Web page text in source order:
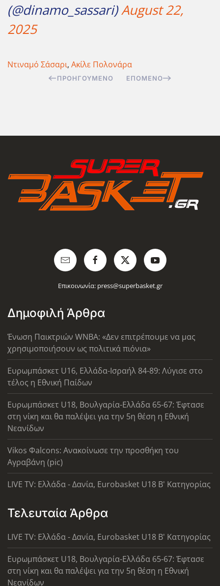
(@dinamo_sassari)August 22,
2025
Ντιναμό Σάσαρι, Ακίλε Πολονάρα
ΠΡΟΗΓΟΎΜΕΝΟ ΕΠΌΜΕΝΟ
Επικοινωνία: press@superbasket.gr
Δημοφιλή Άρθρα
Ένωση Παικτριών WNBA: «Δεν επιτρέπουμε να μας
χρησιμοποιήσουν ως πολιτικά πιόνια»
Ευρωμπάσκετ U16, Ελλάδα-Ισραήλ 84-89: Λύγισε στο
τέλος η Εθνική Παίδων
Ευρωμπάσκετ U18, Βουλγαρία-Ελλάδα 65-67: Έφτασε
στη νίκη και θα παλέψει για την 5η θέση η Εθνική
Νεανίδων
Vikos Φalcons: Ανακοίνωσε την προσθήκη του
Αγραβάνη (pic)
LIVE TV: Ελλάδα - Δανία, Eurobasket U18 Β' Κατηγορίας
Τελευταία Άρθρα
LIVE TV: Ελλάδα - Δανία, Eurobasket U18 Β' Κατηγορίας
Ευρωμπάσκετ U18, Βουλγαρία-Ελλάδα 65-67: Έφτασε
στη νίκη και θα παλέψει για την 5η θέση η Εθνική
Νεανίδων